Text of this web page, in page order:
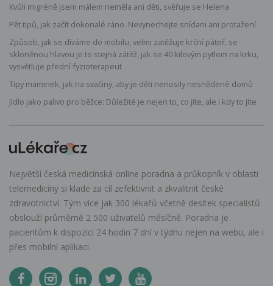
Kvůli migréně jsem málem neměla ani děti, svěřuje se Helena
Pět tipů, jak začít dokonalé ráno. Nevynechejte snídani ani protažení
Způsob, jak se díváme do mobilu, velmi zatěžuje krční páteř, se
skloněnou hlavou je to stejná zátěž, jak se 40 kilovým pytlem na krku,
vysvětluje přední fyzioterapeut
Tipy maminek, jak na svačiny, aby je děti nenosily nesnědené domů
Jídlo jako palivo pro běžce: Důležité je nejen to, co jíte, ale i kdy to jíte
Největší česká medicínská online poradna a průkopník v oblasti
telemedicíny si klade za cíl zefektivnit a zkvalitnit české
zdravotnictví. Tým více jak 300 lékařů včetně desítek specialistů
obslouží průměrně 2 500 uživatelů měsíčně. Poradna je
pacientům k dispozici 24 hodin 7 dní v týdnu nejen na webu, ale i
přes mobilní aplikaci.